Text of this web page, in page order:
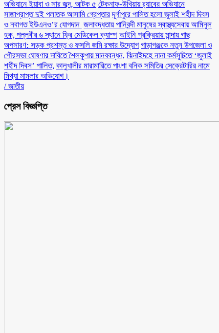
অভিযানে ইয়াবা ও সার জব্দ, আটক ৫ টেকনাফ-উখিয়ায় র‌্যাবের অভিযানে
সাজাপ্রাপ্ত দুই পলাতক আসামি গ্রেপ্তার ‎দূর্গাপুরে পালিত হলো জুলাই শহীদ দিবস
ও নবাগত ইউএনও’র যোগদান ‎ জলাবদ্ধতায় পানিবন্দী মানুষের স্বাস্থ্যসেবায় আমিনুল
হক, পল্লবীর ৬ স্থানে ফ্রি মেডিকেল ক্যাম্প আইনি প্রক্রিয়ায় মান্দায় গাছ
অপসারণ: সড়ক প্রশস্ত ও ফসলি জমি রক্ষার উদ্যোগ গাড়াগঞ্জকে নতুন উপজেলা ও
পৌরসভা ঘোষণার দাবিতে শৈলকূপায় মানববন্ধন, ঝিনাইদহে নানা কর্মসূচিতে ‘জুলাই
শহীদ দিবস’ পালিত, কালুখালীর মারামারিতে পাংশা বনিক সমিতির সেক্রেটারির নামে
মিথ্যা মামলার অভিযোগ।
/ জাতীয়
প্রেস বিজ্ঞপ্তি